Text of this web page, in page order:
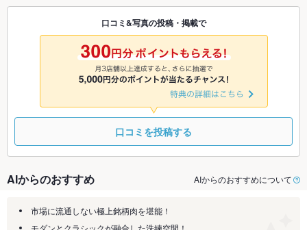
8/27 8/28 8/29
◎
8/30
◎
8/31
◎
9/1 9/2
9/5
◎
9/6
◎
9/7
◎
口コミ&写真の投稿・掲載で
口コミを投稿する
AIからのおすすめ AIからのおすすめについて
市場に流通しない極上銘柄肉を堪能！
モダンとクラシックが融合した洗練空間！